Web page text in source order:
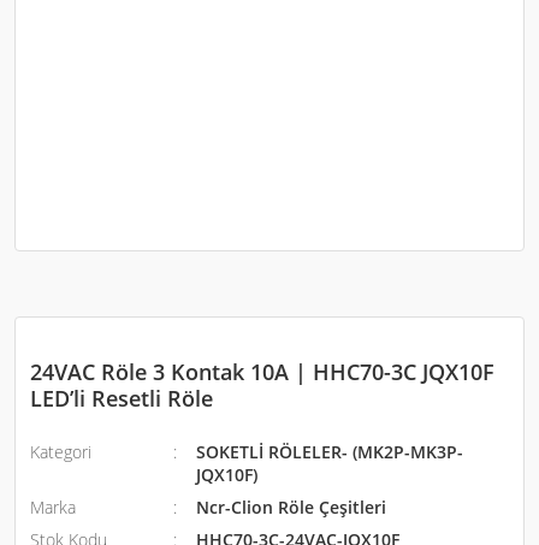
24VAC Röle 3 Kontak 10A | HHC70-3C JQX10F
LED’li Resetli Röle
Kategori
SOKETLİ RÖLELER- (MK2P-MK3P-
JQX10F)
Marka
Ncr-Clion Röle Çeşitleri
Stok Kodu
HHC70-3C-24VAC-JQX10F